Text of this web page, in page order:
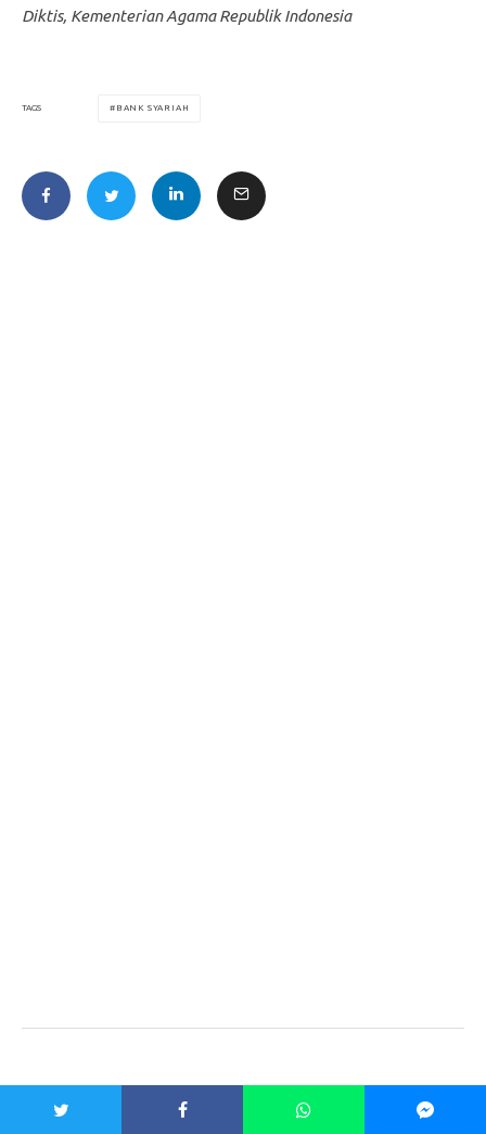
Diktis, Kementerian Agama Republik Indonesia
TAGS BANK SYARIAH